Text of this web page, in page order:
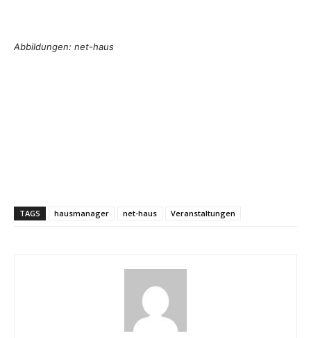
Abbildungen: net-haus
TAGS hausmanager net-haus Veranstaltungen